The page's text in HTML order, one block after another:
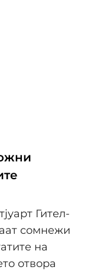
Гител-
сомнежи
на
отвора